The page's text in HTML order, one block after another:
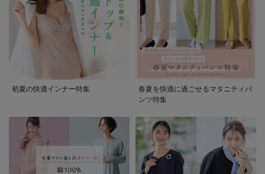
初夏の快適インナー特集
春夏を快適に過ごせるマタニティパ
ンツ特集